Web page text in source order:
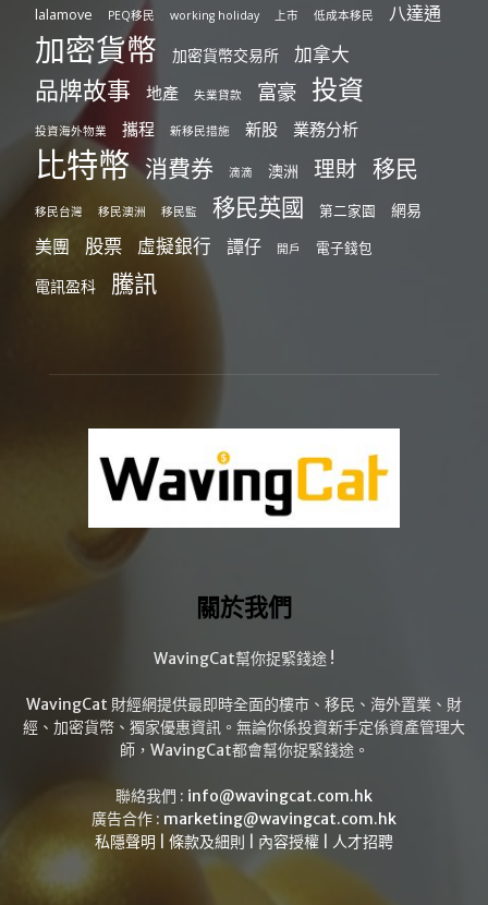
lalamove PEQ移民 working holiday 上市 低成本移民 八達通
加密貨幣 加密貨幣交易所 加拿大
品牌故事 地產 失業貸款 富豪 投資
投資海外物業 攜程 新移民措施 新股 業務分析
比特幣 消費券 滴滴 澳洲 理財 移民
移民台灣 移民澳洲 移民監 移民英國 第二家園 網易
美團 股票 虛擬銀行 譚仔 開戶 電子錢包
電訊盈科 騰訊
關於我們
WavingCat幫你捉緊錢途 !
WavingCat 財經網提供最即時全面的樓市、移民、海外置業、財
經、加密貨幣、獨家優惠資訊。無論你係投資新手定係資產管理大
師，WavingCat都會幫你捉緊錢途。
聯絡我們 : info@wavingcat.com.hk
廣告合作 : marketing@wavingcat.com.hk
私隱聲明
條款及細則 內容授權 人才招聘